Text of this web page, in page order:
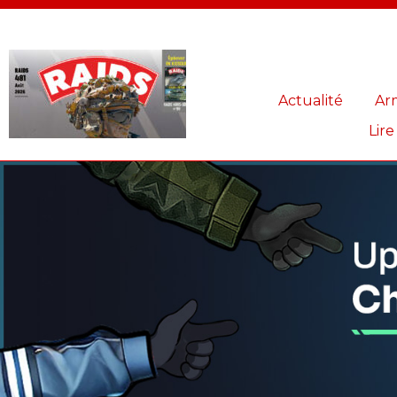
Actualité
Panneau de gestion des cookies